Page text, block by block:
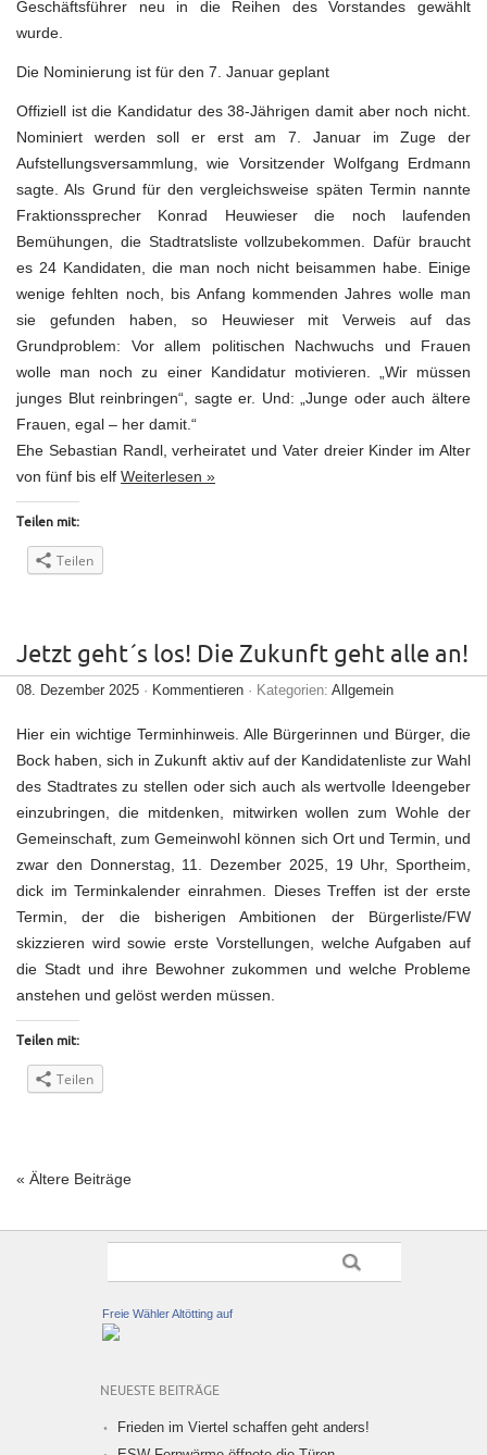
Geschäftsführer neu in die Reihen des Vorstandes gewählt
wurde.
Die Nominierung ist für den 7. Januar geplant
Offiziell ist die Kandidatur des 38-Jährigen damit aber noch nicht.
Nominiert werden soll er erst am 7. Januar im Zuge der
Aufstellungsversammlung, wie Vorsitzender Wolfgang Erdmann
sagte. Als Grund für den vergleichsweise späten Termin nannte
Fraktionssprecher Konrad Heuwieser die noch laufenden
Bemühungen, die Stadtratsliste vollzubekommen. Dafür braucht
es 24 Kandidaten, die man noch nicht beisammen habe. Einige
wenige fehlten noch, bis Anfang kommenden Jahres wolle man
sie gefunden haben, so Heuwieser mit Verweis auf das
Grundproblem: Vor allem politischen Nachwuchs und Frauen
wolle man noch zu einer Kandidatur motivieren. „Wir müssen
junges Blut reinbringen“, sagte er. Und: „Junge oder auch ältere
Frauen, egal – her damit.“
Ehe Sebastian Randl, verheiratet und Vater dreier Kinder im Alter
von fünf bis elf Weiterlesen »
Teilen mit:
Teilen
Jetzt geht´s los! Die Zukunft geht alle an!
08. Dezember 2025 · Kommentieren · Kategorien: Allgemein
Hier ein wichtige Terminhinweis. Alle Bürgerinnen und Bürger, die
Bock haben, sich in Zukunft aktiv auf der Kandidatenliste zur Wahl
des Stadtrates zu stellen oder sich auch als wertvolle Ideengeber
einzubringen, die mitdenken, mitwirken wollen zum Wohle der
Gemeinschaft, zum Gemeinwohl können sich Ort und Termin, und
zwar den Donnerstag, 11. Dezember 2025, 19 Uhr, Sportheim,
dick im Terminkalender einrahmen. Dieses Treffen ist der erste
Termin, der die bisherigen Ambitionen der Bürgerliste/FW
skizzieren wird sowie erste Vorstellungen, welche Aufgaben auf
die Stadt und ihre Bewohner zukommen und welche Probleme
anstehen und gelöst werden müssen. ‎
Teilen mit:
Teilen
« Ältere Beiträge
Freie Wähler Altötting auf
NEUESTE BEITRÄGE
Frieden im Viertel schaffen geht anders!